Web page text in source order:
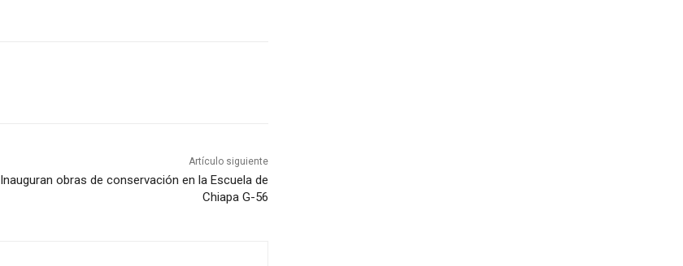
Artículo siguiente
Inauguran obras de conservación en la Escuela de
Chiapa G-56